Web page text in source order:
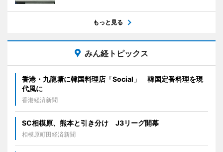
もっと見る
みん経トピックス
香港・九龍塘に韓国料理店「Social」 韓国定番料理を現
代風に
香港経済新聞
SC相模原、熊本と引き分け J3リーグ開幕
相模原町田経済新聞